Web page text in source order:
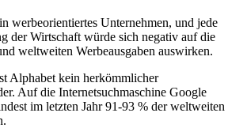
werbeorientiertes Unternehmen, und jede
der Wirtschaft würde sich negativ auf die
weltweiten Werbeausgaben auswirken.
Alphabet kein herkömmlicher
Auf die Internetsuchmaschine Google
im letzten Jahr 91-93 % der weltweiten